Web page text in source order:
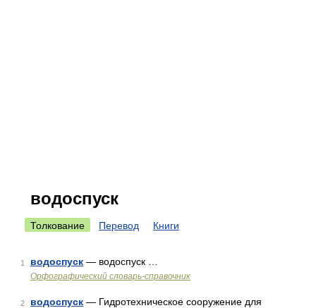
водоспуск
Толкование Перевод Книги
1 водоспуск — водоспуск …
Орфографический словарь-справочник
2 водоспуск — Гидротехническое сооружение для